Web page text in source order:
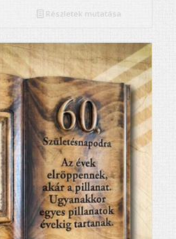
Részletek mutatása